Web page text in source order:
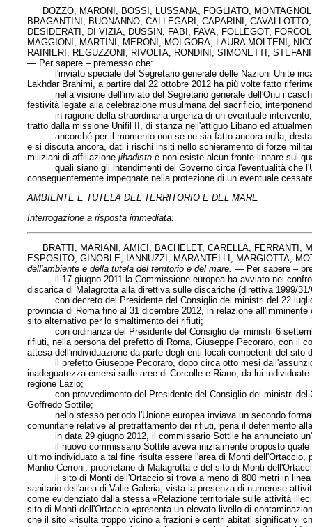
DOZZO, MARONI, BOSSI, LUSSANA, FOGLIATO,
BRAGANTINI, BUONANNO, CALLEGARI, CAPARINI,
DESIDERATI, DI VIZIA, DUSSIN, FABI, FAVA, FOLLEGOT,
MAGGIONI, MARTINI, MERONI, MOLGORA, LAURA MOLTENI,
RAINIERI, REGUZZONI, RIVOLTA, RONDINI, SIMONETTI,
— Per sapere – premesso che:
l'inviato speciale del Segretario generale delle Nazioni Unite
Lakhdar Brahimi, a partire dal 22 ottobre 2012 ha più volte fatto
nella visione dell'inviato del Segretario generale dell'Onu i caschi
festività legate alla celebrazione musulmana del sacrificio,
in ragione della straordinaria urgenza di un eventuale intervento,
tratto dalla missione Unifil II, di stanza nell'attiguo Libano ed
ancorché per il momento non se ne sia fatto ancora nulla, desta
e si discuta ancora, dati i rischi insiti nello schieramento di forze
miliziani di affiliazionejihadista e non esiste alcun fronte lineare sul
quali siano gli intendimenti del Governo circa l'eventualità che
conseguentemente impegnate nella protezione di un eventuale
AMBIENTE E TUTELA DEL TERRITORIO E DEL MARE
Interrogazione a risposta immediata:
BRATTI, MARIANI, AMICI, BACHELET, CARELLA, FERRANTI,
ESPOSITO, GINOBLE, IANNUZZI, MARANTELLI, MARGIOTTA,
dell'ambiente e della tutela del territorio e del mare. — Per sapere –
il 17 giugno 2011 la Commissione europea ha avviato nei
discarica di Malagrotta alla direttiva sulle discariche (direttiva 1999/
con decreto del Presidente del Consiglio dei ministri del 22 luglio
provincia di Roma fino al 31 dicembre 2012, in relazione
sito alternativo per lo smaltimento dei rifiuti;
con ordinanza del Presidente del Consiglio dei ministri 6
rifiuti, nella persona del prefetto di Roma, Giuseppe Pecoraro, con il
attesa dell'individuazione da parte degli enti locali competenti del sito
il prefetto Giuseppe Pecoraro, dopo circa otto mesi
inadeguatezza emersi sulle aree di Corcolle e Riano, da lui
regione Lazio;
con provvedimento del Presidente del Consiglio dei ministri del
Goffredo Sottile;
nello stesso periodo l'Unione europea inviava un secondo
comunitarie relative al pretrattamento dei rifiuti, pena il deferimento
in data 29 giugno 2012, il commissario Sottile ha annunciato
il nuovo commissario Sottile aveva inizialmente proposto quale
ultimo individuato a tal fine risulta essere l'area di Monti
Manlio Cerroni, proprietario di Malagrotta e del sito di Monti
il sito di Monti dell'Ortaccio si trova a meno di 800 metri in linea
sanitario dell'area di Valle Galeria, vista la presenza di numerose
come evidenziato dalla stessa «Relazione territoriale sulle attività
sito di Monti dell'Ortaccio «presenta un elevato livello di
che il sito «risulta troppo vicino a frazioni e centri abitati significativi